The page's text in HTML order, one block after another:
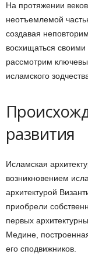
На протяжении
неотъемлемой
создавая
восхищаться
рассмотрим
исламского
развития
Исламская
возникновением
архитектурой
приобрели
первых
Медине,
его сподвижников.